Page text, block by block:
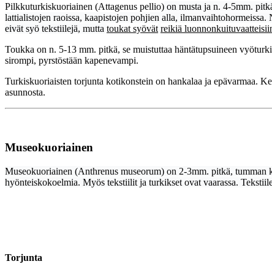
Pilkkuturkiskuoriainen (Attagenus pellio) on musta ja n. 4-5mm.
lattialistojen raoissa, kaapistojen pohjien alla,
eivät syö tekstiilejä, mutta toukat syövät reikiä
Toukka on n. 5-13 mm. pitkä, se muistuttaa häntätupsuineen
sirompi, pyrstöstään kapenevampi.
Turkiskuoriaisten torjunta kotikonstein on hankalaa ja epävarmaa.
asunnosta.
Museokuoriainen
Museokuoriainen (Anthrenus museorum) on 2-3mm. pitkä, tumman
hyönteiskokoelmia. Myös tekstiilit ja turkikset ovat vaarassa.
Torjunta